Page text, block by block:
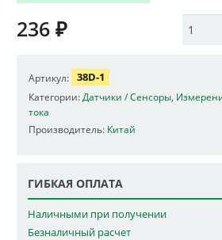
236 ₽
Артикул: 38D-1
Категории: Датчики / Сенсоры
тока
Производитель: Китай
ГИБКАЯ ОПЛАТА
Наличными при получении
Безналичный расчет